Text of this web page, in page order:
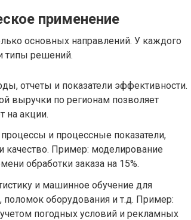
применение
основных направлений. У каждого
типы решений.
отчеты и показатели эффективности.
выручки по регионам позволяет
на акции.
и процессные показатели,
качество. Пример: моделирование
обработки заказа на 15%.
и машинное обучение для
поломок оборудования и т.д. Пример:
погодных условий и рекламных